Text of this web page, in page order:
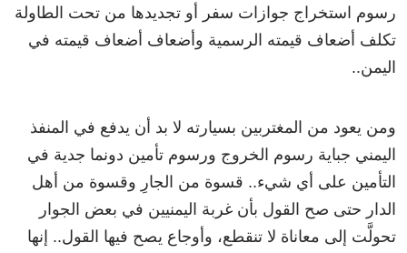
رسوم استخراج جوازات سفر أو تجديدها من تحت الطاولة
تكلف أضعاف قيمته الرسمية وأضعاف أضعاف قيمته في
اليمن..
ومن يعود من المغتربين بسيارته لا بد أن يدفع في المنفذ
اليمني جباية رسوم الخروج ورسوم تأمين دونما جدية في
التأمين على أي شيء.. قسوة من الجارِ وقسوة من أهل
الدار حتى صح القول بأن غربة اليمنيين في بعض الجوار
تحولَّت إلى معاناة لا تنقطع، وأوجاع يصح فيها القول.. إنها